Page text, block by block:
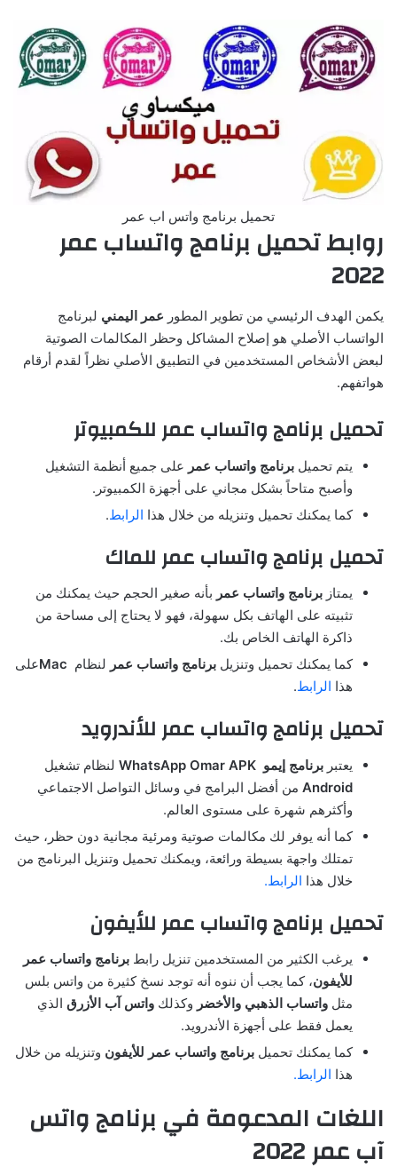
تحميل برنامج واتس اب عمر
روابط تحميل برنامج واتساب عمر
2022
يكمن الهدف الرئيسي من تطوير المطور عمر اليمني لبرنامج
الواتساب الأصلي هو إصلاح المشاكل وحظر المكالمات الصوتية
لبعض الأشخاص المستخدمين في التطبيق الأصلي نظراً لقدم أرقام
هواتفهم.
تحميل برنامج واتساب عمر للكمبيوتر
يتم تحميل برنامج واتساب عمر على جميع أنظمة التشغيل
وأصبح متاحاً بشكل مجاني على أجهزة الكمبيوتر.
كما يمكنك تحميل وتنزيله من خلال هذا الرابط.
تحميل برنامج واتساب عمر للماك
يمتاز برنامج واتساب عمر بأنه صغير الحجم حيث يمكنك من
تثبيته على الهاتف بكل سهولة، فهو لا يحتاج إلى مساحة من
ذاكرة الهاتف الخاص بك.
كما يمكنك تحميل وتنزيل برنامج واتساب عمر لنظام
على
هذا الرابط.
تحميل برنامج واتساب عمر للأندرويد
يعتبر برنامج إيمو
لنظام تشغيل
Android من أفضل البرامج في وسائل التواصل الاجتماعي
وأكثرهم شهرة على مستوى العالم.
كما أنه يوفر لك مكالمات صوتية ومرئية مجانية دون حظر، حيث
تمتلك واجهة بسيطة ورائعة، ويمكنك تحميل وتنزيل البرنامج من
خلال هذا الرابط.
تحميل برنامج واتساب عمر للأيفون
يرغب الكثير من المستخدمين تنزيل رابط برنامج واتساب عمر
للأيفون، كما يجب أن ننوه أنه توجد نسخ كثيرة من واتس بلس
مثل واتساب الذهبي والأخضر وكذلك واتس آب الأزرق الذي
يعمل فقط على أجهزة الأندرويد.
كما يمكنك تحميل برنامج واتساب عمر للأيفون وتنزيله من خلال
هذا الرابط.
اللغات المدعومة في برنامج واتس
آب عمر 2022